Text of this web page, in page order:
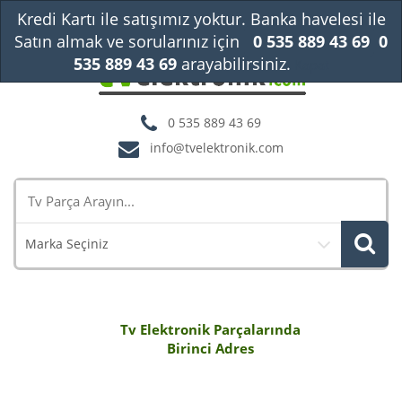
0 535 889 43 69
info@tvelektronik.com
Marka Seçiniz
Tv Elektronik Parçalarında
Birinci Adres
Kredi Kartı ile satışımız yoktur. Banka havelesi ile
Satın almak ve sorularınız için
0 535 889 43 69 0
535 889 43 69arayabilirsiniz.